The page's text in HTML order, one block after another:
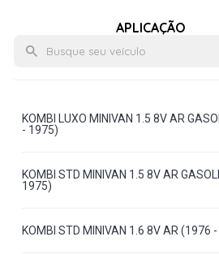
APLICAÇÃO
KOMBI LUXO MINIVAN 1.5 8V AR
- 1975)
KOMBI STD MINIVAN 1.5 8V AR
1975)
KOMBI STD MINIVAN 1.6 8V AR (1976